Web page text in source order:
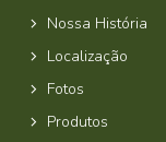
Nossa História
Localização
Fotos
Produtos